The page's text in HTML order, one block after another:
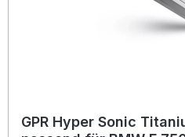
Dual Poppy Slip-On Auspuff Herausnehmbarer dB-Killer
GPR Hyper Sonic